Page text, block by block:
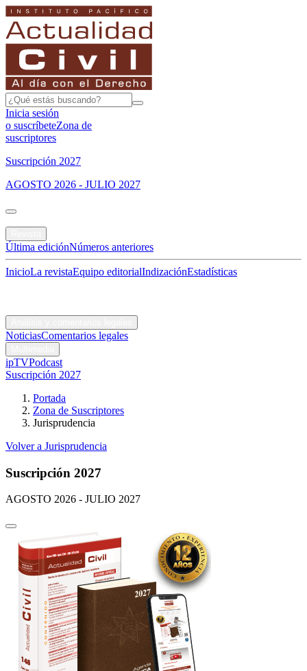
Inicia sesión
o suscríbeteZona de
suscriptores
Suscripción 2027
AGOSTO 2026 - JULIO 2027
Última ediciónNúmeros anteriores
InicioLa revistaEquipo editorialIndizaciónEstadísticas
NoticiasComentarios legales
ipTVPodcast
Suscripción 2027
Portada
Zona de Suscriptores
Jurisprudencia
Volver a Jurisprudencia
Suscripción 2027
AGOSTO 2026 - JULIO 2027